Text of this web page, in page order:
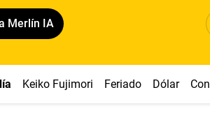
Merlín IA
Keiko Fujimori Feriado Dólar